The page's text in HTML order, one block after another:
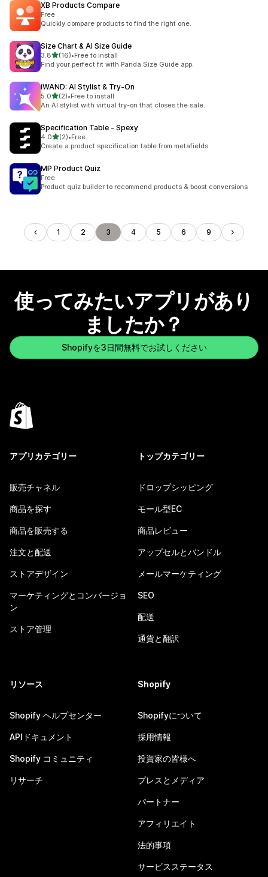
XB Products Compare
Free
Quickly compare products to find the right one.
Size Chart & AI Size Guide
3.85つ星中
(16)
合計レビュー数：16件
•Free to install
Find your perfect fit with Panda Size Guide app.
iWAND: AI Stylist & Try‑On
5.05つ星中
(2)
合計レビュー数：2件
•Free to install
An AI stylist with virtual try-on that closes the sale.
Specification Table ‑ Spexy
4.05つ星中
(2)
合計レビュー数：2件
•Free
Create a product specification table from metafields
MP Product Quiz
Free
Product quiz builder to recommend products & boost conversions
1 2 3 4 5 6 9
使ってみたいアプリがあり
ましたか？
Shopifyを3日間無料でお試しください
アプリカテゴリー
販売チャネル
商品を探す
商品を販売する
注文と配送
ストアデザイン
マーケティングとコンバージョ
ン
ストア管理
トップカテゴリー
ドロップシッピング
モール型EC
商品レビュー
アップセルとバンドル
メールマーケティング
SEO
配送
通貨と翻訳
リソース
Shopify ヘルプセンター
APIドキュメント
Shopify コミュニティ
リサーチ
Shopify
Shopifyについて
採用情報
投資家の皆様へ
プレスとメディア
パートナー
アフィリエイト
法的事項
サービスステータス